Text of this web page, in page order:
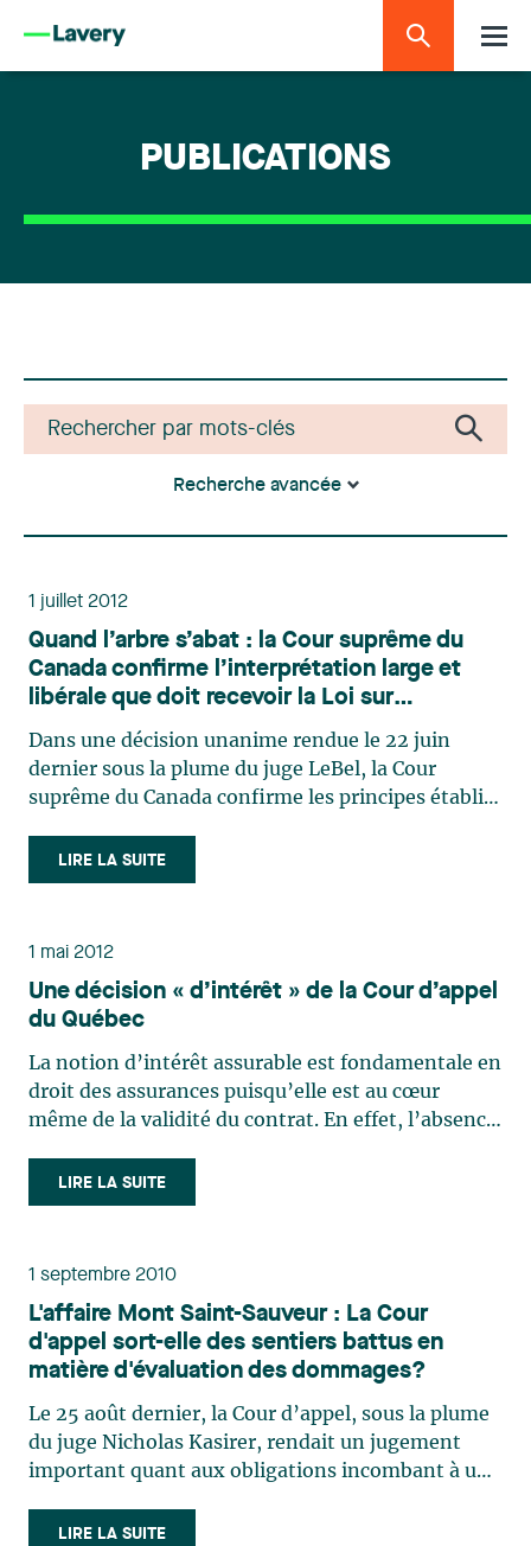
PUBLICATIONS
Recherche avancée
1 juillet 2012
Quand l’arbre s’abat : la Cour suprême du
Canada confirme l’interprétation large et
libérale que doit recevoir la Loi sur
l’assurance automobile du Québec
Dans une décision unanime rendue le 22 juin
dernier sous la plume du juge LeBel, la Cour
suprême du Canada confirme les principes établis
Loi sur l’assurance automobile du Québec (ci après
la « Loi ») doit recevoir une interprétation large
LIRE LA SUITE
1 mai 2012
Une décision « d’intérêt » de la Cour d’appel
du Québec
La notion d’intérêt assurable est fondamentale en
droit des assurances puisqu’elle est au cœur
même de la validité du contrat. En effet, l’absence
d’assurance et justifie le refus d’indemniser de
l’assureur. Dans une décision rendue le 2 mars (…)
LIRE LA SUITE
1 septembre 2010
L'affaire Mont Saint-Sauveur : La Cour
d'appel sort-elle des sentiers battus en
matière d'évaluation des dommages?
Le 25 août dernier, la Cour d’appel, sous la plume
du juge Nicholas Kasirer, rendait un jugement
important quant aux obligations incombant à un
dommages accordés à une victime souffrant de
LIRE LA SUITE